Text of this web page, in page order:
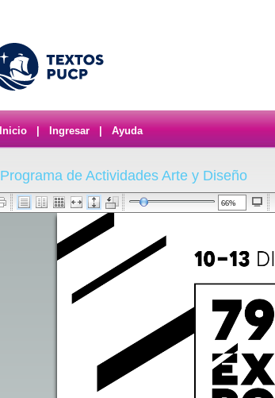
Inicio Ingresar Ayuda
Programa de Actividades Arte y Diseño